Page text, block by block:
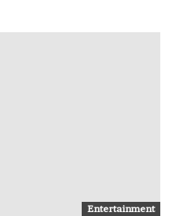
Entertainment